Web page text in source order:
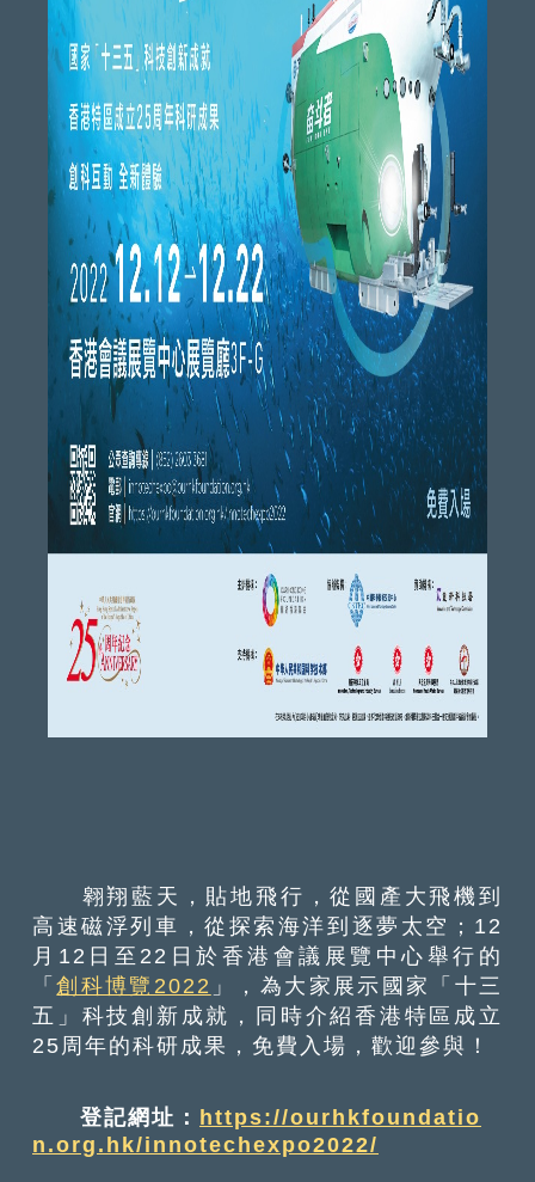
翱翔藍天，貼地飛行，從國產大飛機到
高速磁浮列車，從探索海洋到逐夢太空；12
月12日至22日於香港會議展覽中心舉行的
「創科博覽2022 」，為大家展示國家「十三
五」科技創新成就，同時介紹香港特區成立
25周年的科研成果，免費入場，歡迎參與！
登記網址： https://ourhkfoundatio
n.org.hk/innotechexpo2022/